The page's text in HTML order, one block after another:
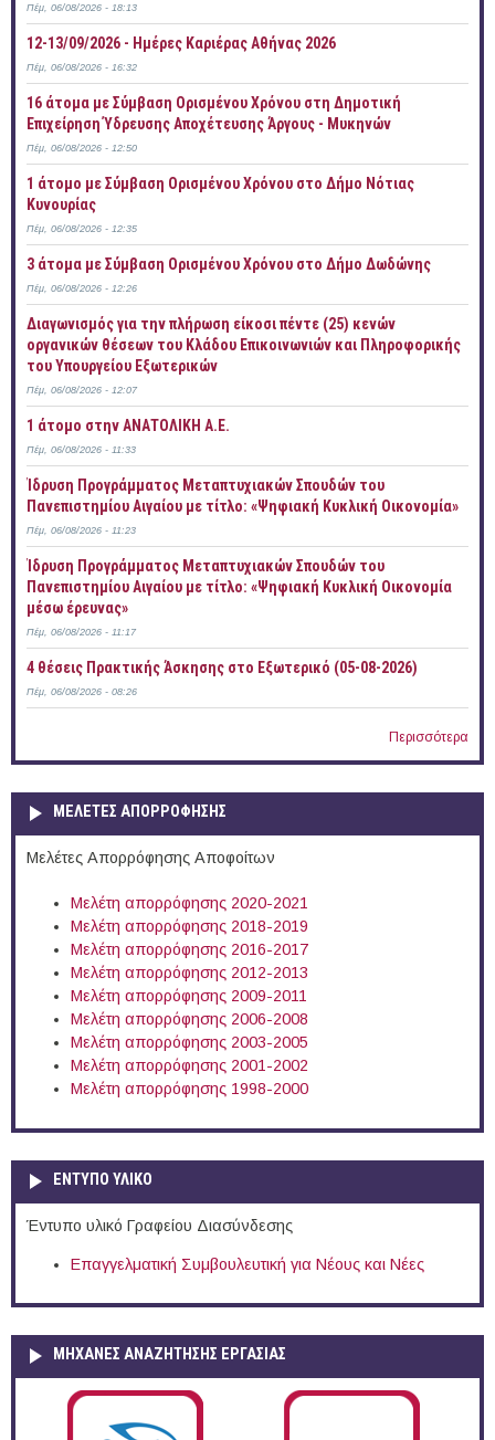
Πέμ, 06/08/2026 - 18:13
12-13/09/2026 - Ημέρες Καριέρας Αθήνας 2026
Πέμ, 06/08/2026 - 16:32
16 άτομα με Σύμβαση Ορισμένου Χρόνου στη Δημοτική
Επιχείρηση Ύδρευσης Αποχέτευσης Άργους - Μυκηνών
Πέμ, 06/08/2026 - 12:50
1 άτομο με Σύμβαση Ορισμένου Χρόνου στο Δήμο Νότιας
Κυνουρίας
Πέμ, 06/08/2026 - 12:35
3 άτομα με Σύμβαση Ορισμένου Χρόνου στο Δήμο Δωδώνης
Πέμ, 06/08/2026 - 12:26
Διαγωνισμός για την πλήρωση είκοσι πέντε (25) κενών
οργανικών θέσεων του Κλάδου Επικοινωνιών και Πληροφορικής
του Υπουργείου Εξωτερικών
Πέμ, 06/08/2026 - 12:07
1 άτομο στην ΑΝΑΤΟΛΙΚΗ Α.Ε.
Πέμ, 06/08/2026 - 11:33
Ίδρυση Προγράμματος Μεταπτυχιακών Σπουδών του
Πανεπιστημίου Αιγαίου με τίτλο: «Ψηφιακή Κυκλική Οικονομία»
Πέμ, 06/08/2026 - 11:23
Ίδρυση Προγράμματος Μεταπτυχιακών Σπουδών του
Πανεπιστημίου Αιγαίου με τίτλο: «Ψηφιακή Κυκλική Οικονομία
μέσω έρευνας»
Πέμ, 06/08/2026 - 11:17
4 θέσεις Πρακτικής Άσκησης στο Εξωτερικό (05-08-2026)
Πέμ, 06/08/2026 - 08:26
Περισσότερα
ΜΕΛΕΤΕΣ ΑΠΟΡΡΟΦΗΣΗΣ
Μελέτες Απορρόφησης Αποφοίτων
Μελέτη απορρόφησης 2020-2021
Μελέτη απορρόφησης 2018-2019
Μελέτη απορρόφησης 2016-2017
Μελέτη απορρόφησης 2012-2013
Μελέτη απορρόφησης 2009-2011
Μελέτη απορρόφησης 2006-2008
Μελέτη απορρόφησης 2003-2005
Μελέτη απορρόφησης 2001-2002
Μελέτη απορρόφησης 1998-2000
ΕΝΤΥΠΟ ΥΛΙΚΟ
Έντυπο υλικό Γραφείου Διασύνδεσης
Επαγγελματική Συμβουλευτική για Νέους και Νέες
ΜΗΧΑΝΕΣ ΑΝΑΖΗΤΗΣΗΣ ΕΡΓΑΣΙΑΣ